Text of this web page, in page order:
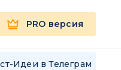
PRO версия
Идеи в Телеграм